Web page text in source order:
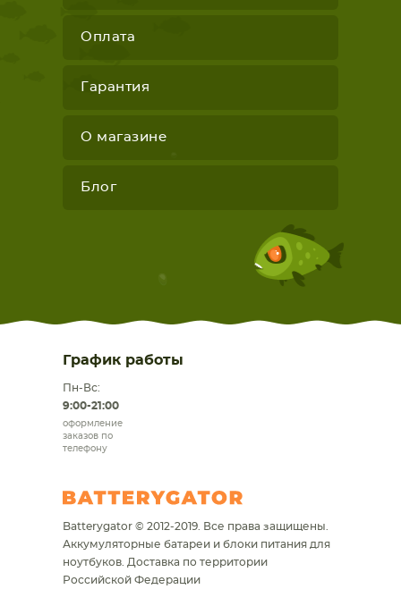
Оплата
Гарантия
О магазине
Блог
График работы
Пн-Вс:
9:00-21:00
оформление
заказов по
телефону
Batterygator © 2012-2019. Все права защищены.
Аккумуляторные батареи и блоки питания для
ноутбуков. Доставка по территории
Российской Федерации